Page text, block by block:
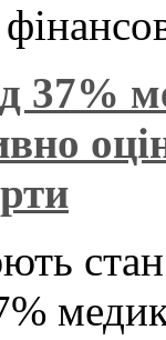
37%